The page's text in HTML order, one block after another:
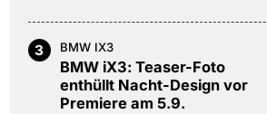
3 BMW IX3
BMW iX3: Teaser-Foto
enthüllt Nacht-Design vor
Premiere am 5.9.